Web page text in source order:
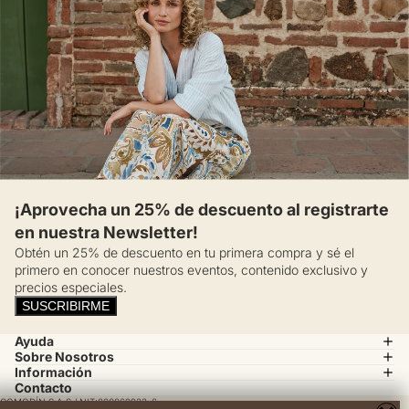
¡Aprovecha un 25% de descuento al registrarte
en nuestra Newsletter!
Obtén un 25% de descuento en tu primera compra y sé el
primero en conocer nuestros eventos, contenido exclusivo y
precios especiales.
SUSCRIBIRME
Ayuda
Sobre Nosotros
Información
Contacto
COMODÍN S.A.S / NIT:800069933-6